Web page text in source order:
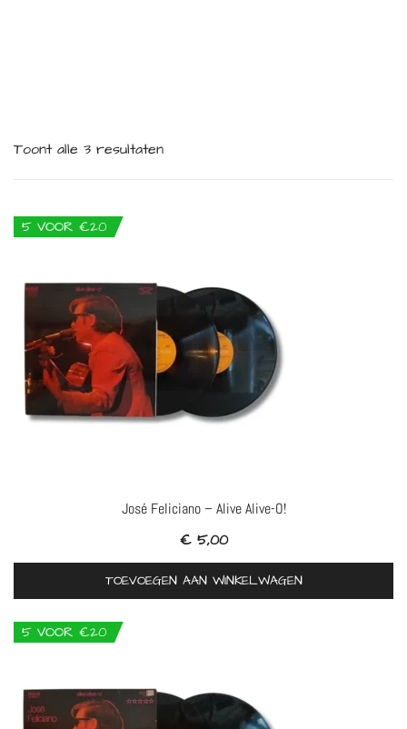
Toont alle 3 resultaten
5 VOOR €20
José Feliciano – Alive Alive-O!
€5,00
TOEVOEGEN AAN WINKELWAGEN
5 VOOR €20